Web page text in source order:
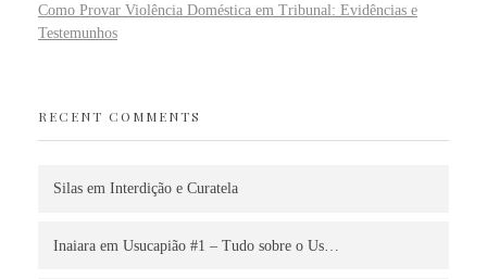
Como Provar Violência Doméstica em Tribunal: Evidências e
Testemunhos
RECENT COMMENTS
Silas em Interdição e Curatela
Inaiara em Usucapião #1 – Tudo sobre o Us…